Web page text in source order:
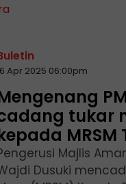
Apr 2025 06:00pm
tukar
Majlis
Dusuki